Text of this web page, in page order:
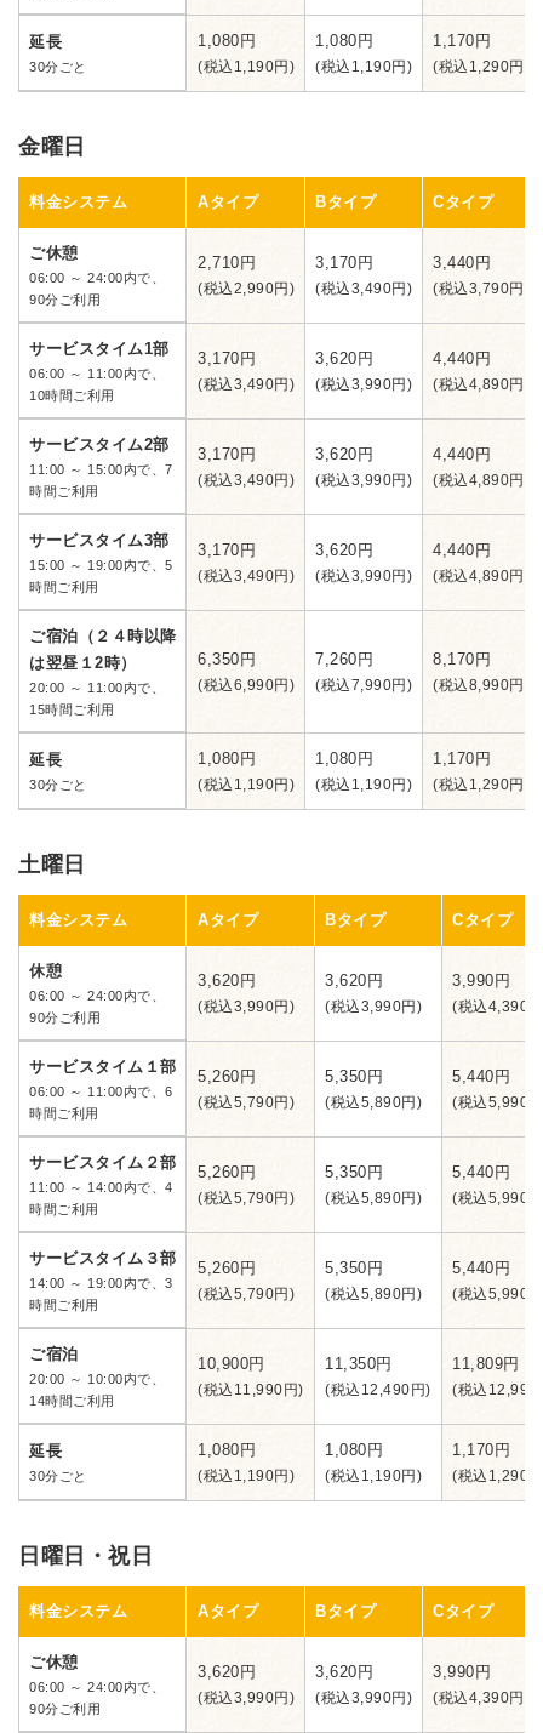
延長
30分ごと
1,080円
(税込1,190円)
1,080円
(税込1,190円)
1,170円
(税込1,290円)
金曜日
料金システム Aタイプ Bタイプ Cタイプ
ご休憩
06:00 ～ 24:00内で、
90分ご利用
2,710円
(税込2,990円)
3,170円
(税込3,490円)
3,440円
(税込3,790円)
サービスタイム1部
06:00 ～ 11:00内で、
10時間ご利用
3,170円
(税込3,490円)
3,620円
(税込3,990円)
4,440円
(税込4,890円)
サービスタイム2部
11:00 ～ 15:00内で、7
時間ご利用
3,170円
(税込3,490円)
3,620円
(税込3,990円)
4,440円
(税込4,890円)
サービスタイム3部
15:00 ～ 19:00内で、5
時間ご利用
3,170円
(税込3,490円)
3,620円
(税込3,990円)
4,440円
(税込4,890円)
ご宿泊（２４時以降
は翌昼１2時）
20:00 ～ 11:00内で、
15時間ご利用
6,350円
(税込6,990円)
7,260円
(税込7,990円)
8,170円
(税込8,990円)
延長
30分ごと
1,080円
(税込1,190円)
1,080円
(税込1,190円)
1,170円
(税込1,290円)
土曜日
料金システム Aタイプ Bタイプ Cタイプ
休憩
06:00 ～ 24:00内で、
90分ご利用
3,620円
(税込3,990円)
3,620円
(税込3,990円)
3,990円
(税込4,390
サービスタイム１部
06:00 ～ 11:00内で、6
時間ご利用
5,260円
(税込5,790円)
5,350円
(税込5,890円)
5,440円
(税込5,990
サービスタイム２部
11:00 ～ 14:00内で、4
時間ご利用
5,260円
(税込5,790円)
5,350円
(税込5,890円)
5,440円
(税込5,990
サービスタイム３部
14:00 ～ 19:00内で、3
時間ご利用
5,260円
(税込5,790円)
5,350円
(税込5,890円)
5,440円
(税込5,990
ご宿泊
20:00 ～ 10:00内で、
14時間ご利用
10,900円
(税込11,990円)
11,350円
(税込12,490円)
11,809円
(税込12,990
延長
30分ごと
1,080円
(税込1,190円)
1,080円
(税込1,190円)
1,170円
(税込1,290
日曜日・祝日
料金システム Aタイプ Bタイプ Cタイプ
ご休憩
06:00 ～ 24:00内で、
90分ご利用
3,620円
(税込3,990円)
3,620円
(税込3,990円)
3,990円
(税込4,390円)